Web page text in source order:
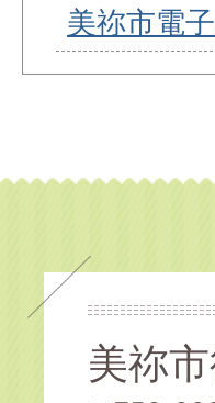
美祢市電
美祢